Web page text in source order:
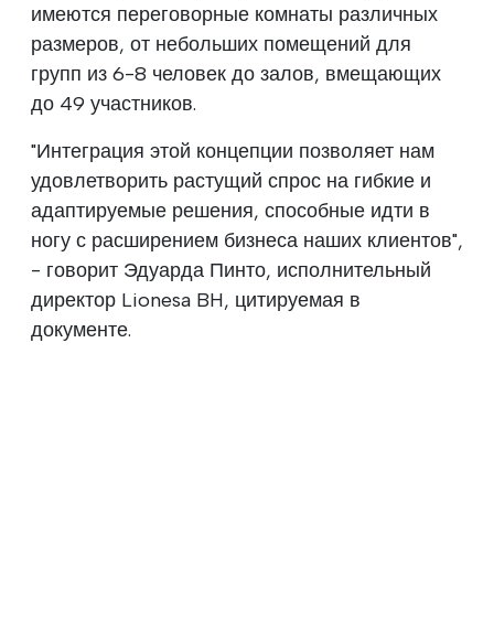
имеются переговорные комнаты различных
размеров, от небольших помещений для
групп из 6-8 человек до залов, вмещающих
до 49 участников.
"Интеграция этой концепции позволяет нам
удовлетворить растущий спрос на гибкие и
адаптируемые решения, способные идти в
ногу с расширением бизнеса наших клиентов",
- говорит Эдуарда Пинто, исполнительный
директор Lionesa BH, цитируемая в
документе.